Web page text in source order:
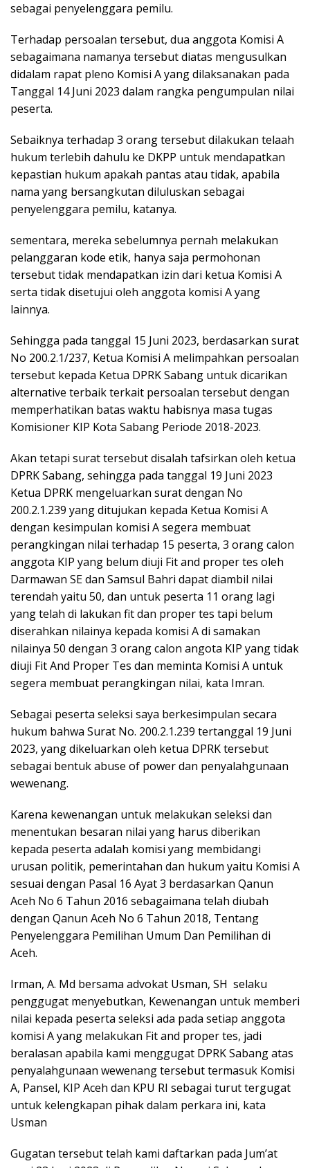
sebagai penyelenggara pemilu.
Terhadap persoalan tersebut, dua anggota Komisi A
sebagaimana namanya tersebut diatas mengusulkan
didalam rapat pleno Komisi A yang dilaksanakan pada
Tanggal 14 Juni 2023 dalam rangka pengumpulan nilai
peserta.
Sebaiknya terhadap 3 orang tersebut dilakukan telaah
hukum terlebih dahulu ke DKPP untuk mendapatkan
kepastian hukum apakah pantas atau tidak, apabila
nama yang bersangkutan diluluskan sebagai
penyelenggara pemilu, katanya.
sementara, mereka sebelumnya pernah melakukan
pelanggaran kode etik, hanya saja permohonan
tersebut tidak mendapatkan izin dari ketua Komisi A
serta tidak disetujui oleh anggota komisi A yang
lainnya.
Sehingga pada tanggal 15 Juni 2023, berdasarkan surat
No 200.2.1/237, Ketua Komisi A melimpahkan persoalan
tersebut kepada Ketua DPRK Sabang untuk dicarikan
alternative terbaik terkait persoalan tersebut dengan
memperhatikan batas waktu habisnya masa tugas
Komisioner KIP Kota Sabang Periode 2018-2023.
Akan tetapi surat tersebut disalah tafsirkan oleh ketua
DPRK Sabang, sehingga pada tanggal 19 Juni 2023
Ketua DPRK mengeluarkan surat dengan No
200.2.1.239 yang ditujukan kepada Ketua Komisi A
dengan kesimpulan komisi A segera membuat
perangkingan nilai terhadap 15 peserta, 3 orang calon
anggota KIP yang belum diuji Fit and proper tes oleh
Darmawan SE dan Samsul Bahri dapat diambil nilai
terendah yaitu 50, dan untuk peserta 11 orang lagi
yang telah di lakukan fit dan proper tes tapi belum
diserahkan nilainya kepada komisi A di samakan
nilainya 50 dengan 3 orang calon angota KIP yang tidak
diuji Fit And Proper Tes dan meminta Komisi A untuk
segera membuat perangkingan nilai, kata Imran.
Sebagai peserta seleksi saya berkesimpulan secara
hukum bahwa Surat No. 200.2.1.239 tertanggal 19 Juni
2023, yang dikeluarkan oleh ketua DPRK tersebut
sebagai bentuk abuse of power dan penyalahgunaan
wewenang.
Karena kewenangan untuk melakukan seleksi dan
menentukan besaran nilai yang harus diberikan
kepada peserta adalah komisi yang membidangi
urusan politik, pemerintahan dan hukum yaitu Komisi A
sesuai dengan Pasal 16 Ayat 3 berdasarkan Qanun
Aceh No 6 Tahun 2016 sebagaimana telah diubah
dengan Qanun Aceh No 6 Tahun 2018, Tentang
Penyelenggara Pemilihan Umum Dan Pemilihan di
Aceh.
Irman, A. Md bersama advokat Usman, SH selaku
penggugat menyebutkan, Kewenangan untuk memberi
nilai kepada peserta seleksi ada pada setiap anggota
komisi A yang melakukan Fit and proper tes, jadi
beralasan apabila kami menggugat DPRK Sabang atas
penyalahgunaan wewenang tersebut termasuk Komisi
A, Pansel, KIP Aceh dan KPU RI sebagai turut tergugat
untuk kelengkapan pihak dalam perkara ini, kata
Usman
Gugatan tersebut telah kami daftarkan pada Jum’at